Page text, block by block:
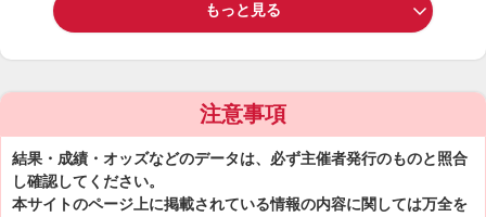
もっと見る
注意事項
結果・成績・オッズなどのデータは、必ず主催者発行のものと照合
し確認してください。
本サイトのページ上に掲載されている情報の内容に関しては万全を